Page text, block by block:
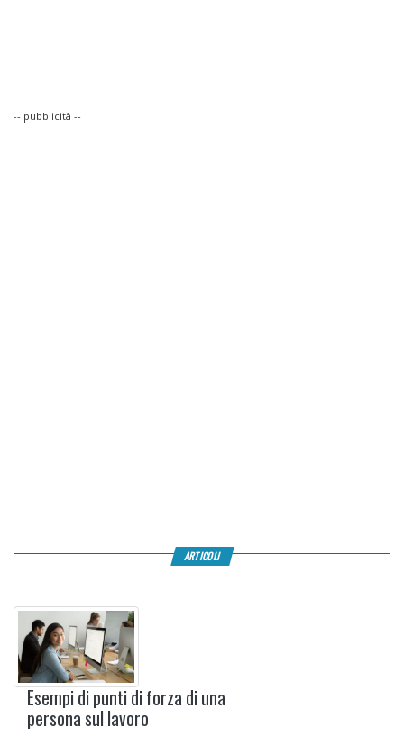
-- pubblicità --
ARTICOLI
Esempi di punti di forza di una
persona sul lavoro